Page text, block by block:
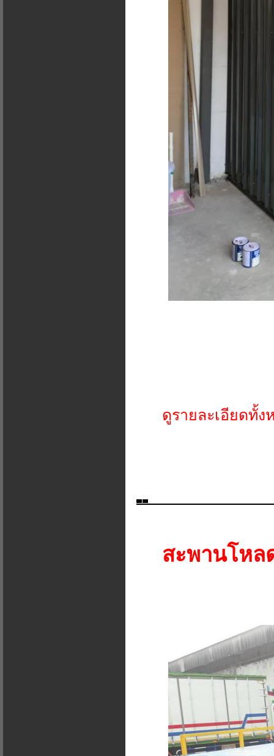
ดูรายละเอียดทั้ง
สะพานโหล